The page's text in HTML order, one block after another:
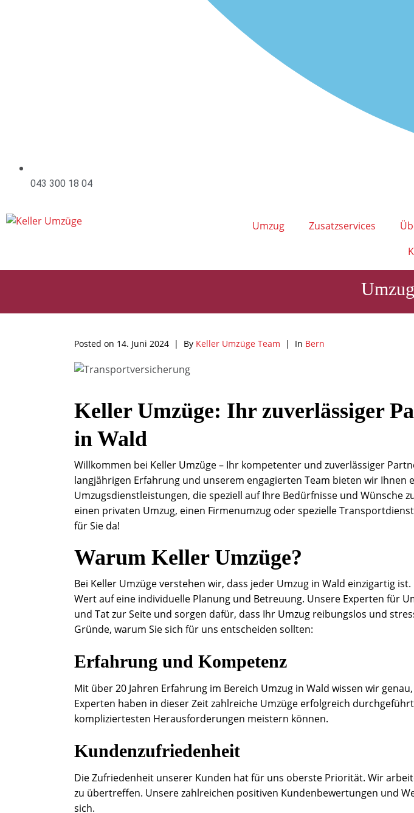
043 300 18 04
Umzug Zusatzservices
Posted on 14. Juni 2024 By Keller Umzüge Team In Bern
Keller Umzüge: Ihr zuverlässiger
in Wald
Willkommen bei Keller Umzüge – Ihr kompetenter und zuverlässiger
langjährigen Erfahrung und unserem engagierten Team bieten wir Ihnen
Umzugsdienstleistungen, die speziell auf Ihre Bedürfnisse und Wünsche
einen privaten Umzug, einen Firmenumzug oder spezielle
für Sie da!
Warum Keller Umzüge?
Bei Keller Umzüge verstehen wir, dass jeder Umzug in Wald einzigartig
Wert auf eine individuelle Planung und Betreuung. Unsere Experten für
und Tat zur Seite und sorgen dafür, dass Ihr Umzug reibungslos und
Gründe, warum Sie sich für uns entscheiden sollten:
Erfahrung und Kompetenz
Mit über 20 Jahren Erfahrung im Bereich Umzug in Wald wissen wir
Experten haben in dieser Zeit zahlreiche Umzüge erfolgreich
kompliziertesten Herausforderungen meistern können.
Kundenzufriedenheit
Die Zufriedenheit unserer Kunden hat für uns oberste Priorität. Wir
zu übertreffen. Unsere zahlreichen positiven Kundenbewertungen und
sich.